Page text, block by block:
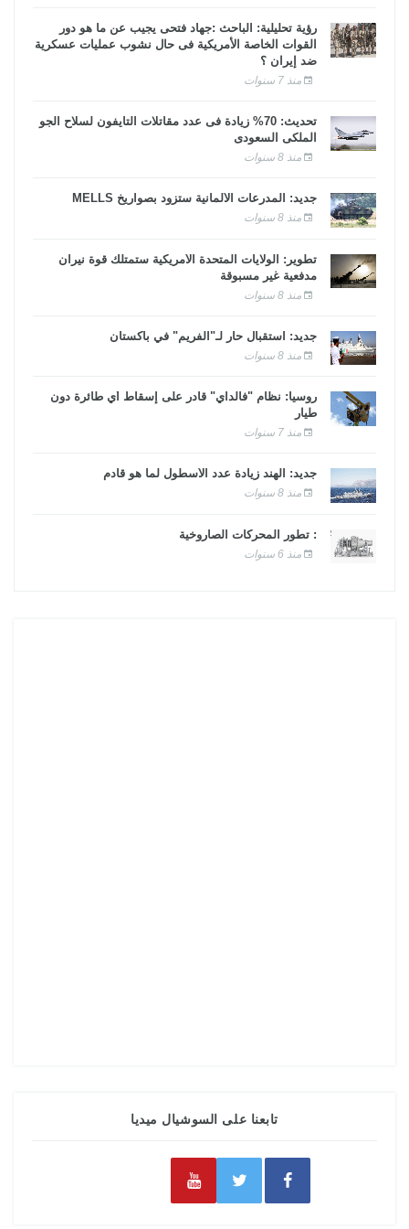
رؤية تحليلية: الباحث :جهاد فتحى يجيب عن ما هو دور
القوات الخاصة الأمريكية فى حال نشوب عمليات عسكرية
ضد إيران ؟
منذ 7 سنوات
تحديث: 70% زيادة فى عدد مقاتلات التايفون لسلاح الجو
الملكى السعودى
منذ 8 سنوات
جديد: المدرعات الألمانية ستزود بصواريخ MELLS
منذ 8 سنوات
تطوير: الولايات المتحدة الأمريكية ستمتلك قوة نيران
مدفعية غير مسبوقة
منذ 8 سنوات
جديد: استقبال حار لـ"الفريم" في باكستان
منذ 8 سنوات
روسيا: نظام "فالداي" قادر على إسقاط أي طائرة دون
طيار
منذ 7 سنوات
جديد: الهند زيادة عدد الأسطول لما هو قادم
منذ 8 سنوات
: تطور المحركات الصاروخية
منذ 6 سنوات
تابعنا على السوشيال ميديا